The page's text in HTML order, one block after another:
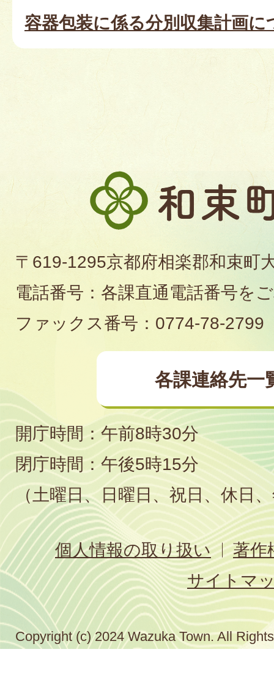
容器包装に係る分別収集計画に
和
束
役
場
〒619-1295京都府相楽郡和束町
電話番号：各課直通電話番号を
ファックス番号：0774-78-2799
各課連絡先一
開庁時間：午前8時30分
閉庁時間：午後5時15分
（土曜日、日曜日、祝日、休日
個人情報の取り扱い
著作
サイトマ
Copyright (c) 2024 Wazuka Town. All